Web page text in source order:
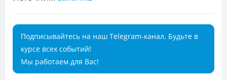
Подписывайтесь на наш Telegram-канал. Будьте в
курсе всех событий!
Мы работаем для Вас!